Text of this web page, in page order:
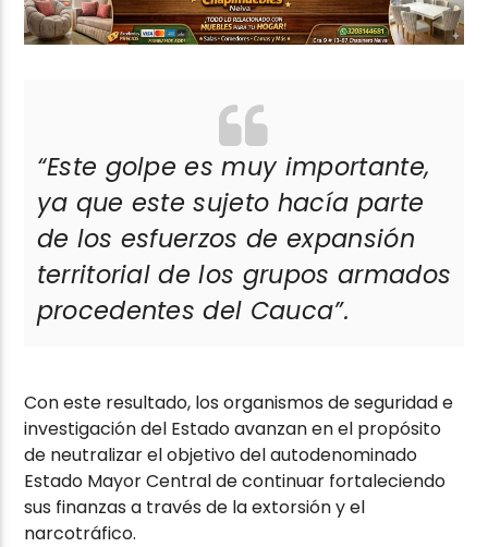
“Este golpe es muy importante,
ya que este sujeto hacía parte
de los esfuerzos de expansión
territorial de los grupos armados
procedentes del Cauca”.
Con este resultado, los organismos de seguridad e
investigación del Estado avanzan en el propósito
de neutralizar el objetivo del autodenominado
Estado Mayor Central de continuar fortaleciendo
sus finanzas a través de la extorsión y el
narcotráfico.